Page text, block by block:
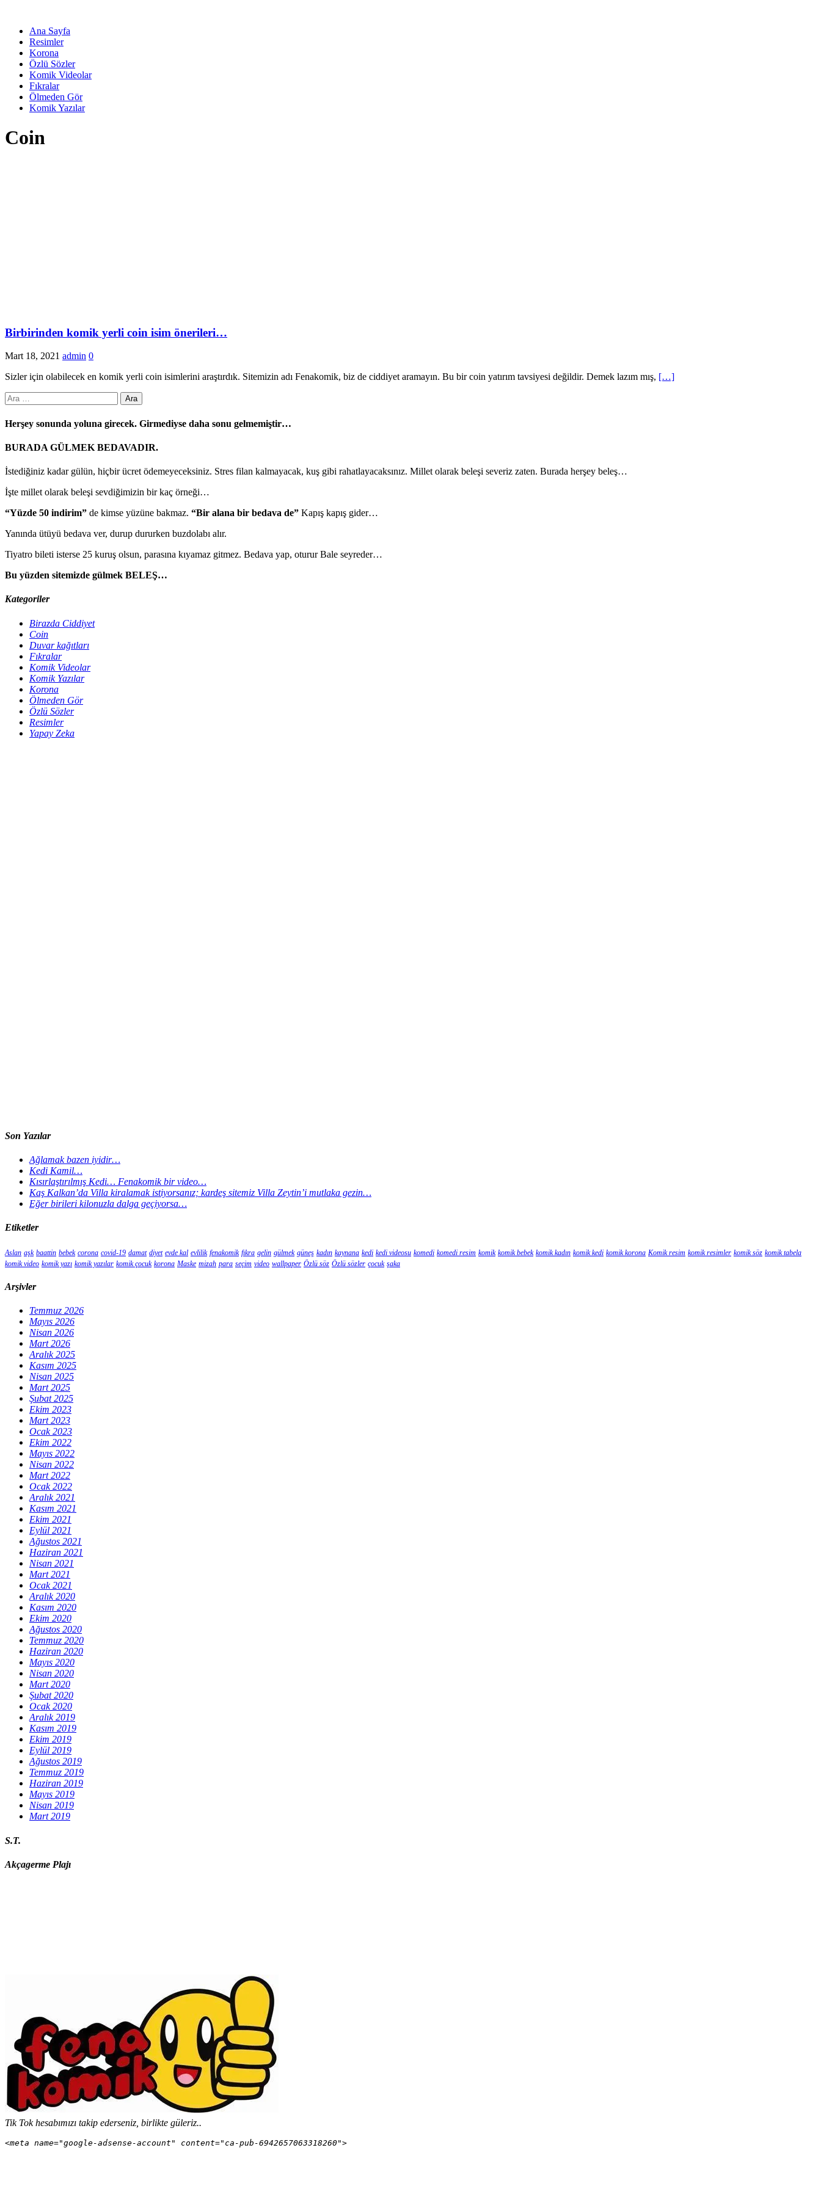
Ana Sayfa
Resimler
Korona
Özlü Sözler
Komik Videolar
Fıkralar
Ölmeden Gör
Komik Yazılar
Coin
Birbirinden komik yerli coin isim önerileri…
Mart 18, 2021 admin 0
Sizler için olabilecek en komik yerli coin isimlerini araştırdık. Sitemizin adı Fenakomik, biz de ciddiyet aramayın. Bu bir coin yatırım tavsiyesi değildir. Demek lazım mış, […]
Arama:
Herşey sonunda yoluna girecek. Girmediyse daha sonu gelmemiştir…
BURADA GÜLMEK BEDAVADIR.
İstediğiniz kadar gülün, hiçbir ücret ödemeyeceksiniz. Stres filan kalmayacak, kuş gibi rahatlayacaksınız. Millet olarak beleşi severiz zaten. Burada herşey beleş…
İşte millet olarak beleşi sevdiğimizin bir kaç örneği…
“Yüzde 50 indirim” de kimse yüzüne bakmaz. “Bir alana bir bedava de” Kapış kapış gider…
Yanında ütüyü bedava ver, durup dururken buzdolabı alır.
Tiyatro bileti isterse 25 kuruş olsun, parasına kıyamaz gitmez. Bedava yap, oturur Bale seyreder…
Bu yüzden sitemizde gülmek BELEŞ…
Kategoriler
Birazda Ciddiyet
Coin
Duvar kağıtları
Fıkralar
Komik Videolar
Komik Yazılar
Korona
Ölmeden Gör
Özlü Sözler
Resimler
Yapay Zeka
Son Yazılar
Ağlamak bazen iyidir…
Kedi Kamil…
Kısırlaştırılmış Kedi… Fenakomik bir video…
Kaş Kalkan’da Villa kiralamak istiyorsanız; kardeş sitemiz Villa Zeytin’i mutlaka gezin…
Eğer birileri kilonuzla dalga geçiyorsa…
Etiketler
Aslan aşk baattin bebek corona covid-19 damat diyet evde kal evlilik fenakomik fıkra gelin gülmek güneş kadın kaynana kedi kedi videosu komedi komedi resim komik komik bebek komik kadın komik kedi komik korona Komik resim komik resimler komik söz komik tabela
komik video komik yazı komik yazılar komik çocuk korona Maske mizah para seçim video wallpaper Özlü söz Özlü sözler çocuk şaka
Arşivler
Temmuz 2026
Mayıs 2026
Nisan 2026
Mart 2026
Aralık 2025
Kasım 2025
Nisan 2025
Mart 2025
Şubat 2025
Ekim 2023
Mart 2023
Ocak 2023
Ekim 2022
Mayıs 2022
Nisan 2022
Mart 2022
Ocak 2022
Aralık 2021
Kasım 2021
Ekim 2021
Eylül 2021
Ağustos 2021
Haziran 2021
Nisan 2021
Mart 2021
Ocak 2021
Aralık 2020
Kasım 2020
Ekim 2020
Ağustos 2020
Temmuz 2020
Haziran 2020
Mayıs 2020
Nisan 2020
Mart 2020
Şubat 2020
Ocak 2020
Aralık 2019
Kasım 2019
Ekim 2019
Eylül 2019
Ağustos 2019
Temmuz 2019
Haziran 2019
Mayıs 2019
Nisan 2019
Mart 2019
S.T.
Akçagerme Plajı
Tik Tok hesabımızı takip ederseniz, birlikte güleriz..
<meta name="google-adsense-account" content="ca-pub-6942657063318260">